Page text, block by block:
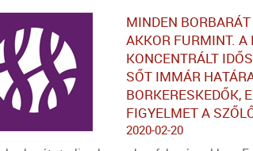
MINDEN
AKKOR FURMINT.
KONCENTRÁLT
SŐT IMMÁR
BORKERESKEDŐK,
FIGYELMET A
2020-02-20